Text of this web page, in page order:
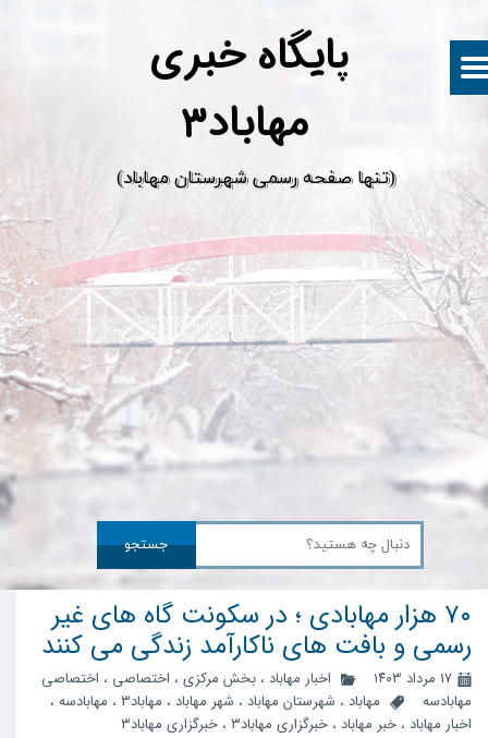
پایگاه خبری
​(تنها صفحه رسمی شهرستان مهاباد)
جستجو
۷۰ هزار مهابادی ؛ در سکونت گاه های غیر
رسمی و بافت های ناکارآمد زندگی می کنند
۱۷ مرداد ۱۴۰۳ اخبار مهاباد ، بخش مرکزی ، اختصاصی ، اختصاصی
مهابادسه
مهاباد ، شهرستان مهاباد ، شهر مهاباد ، مهاباد3 ، مهابادسه ،
اخبار مهاباد ، خبر مهاباد ، خبرگزاری مهاباد3 ، خبرگزاری مهاباد۳